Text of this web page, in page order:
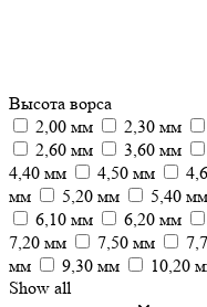
Высота ворса
2,00 мм
2,30 мм
2,60 мм
3,60 мм
4,40 мм
4,50 мм
мм
5,20 мм 5,40 мм
6,10 мм
6,20 мм
7,20 мм
7,50 мм
мм
9,30 мм 10,20
Show all